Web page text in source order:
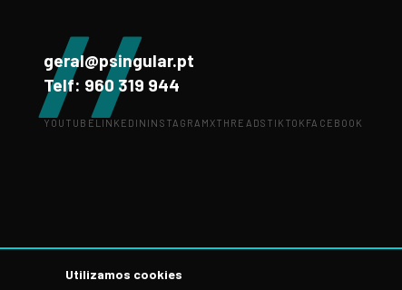
//
geral@psingular.pt
Telf: 960 319 944
YOUTUBE LINKEDIN INSTAGRAMXTHREADS TIKTOK FACEBOOK
Utilizamos cookies